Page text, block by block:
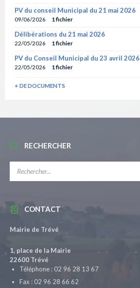
PV du conseil Municipal du 21 mai 2026
09/06/2026 1 fichier
Délibérations du 21 mai 2026
22/05/2026 1 fichier
PV du Conseil Municipal du 23 avril 2026
22/05/2026 1 fichier
+ DE DOCUMENTS
RECHERCHER
CONTACT
Mairie de Trévé
1, place de la Mairie
22600 Trévé
Téléphone : 02 96 28 13 67
Fax : 02 96 28 66 62